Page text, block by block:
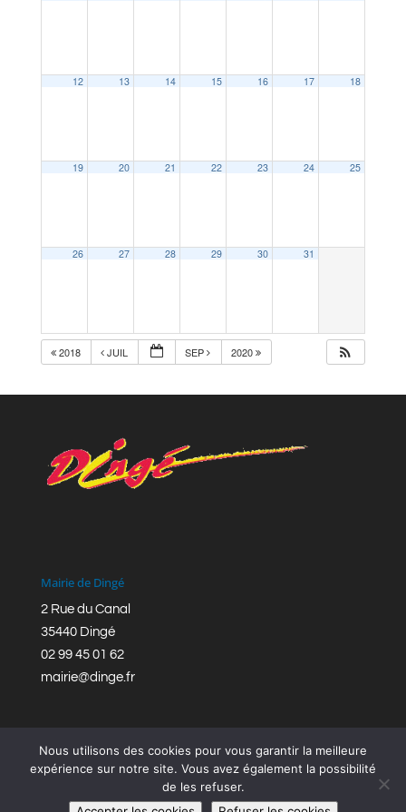
12 13 14 15 16 17 18
19 20 21 22 23 24 25
26 27 28 29 30 31
2018 JUIL SEP 2020
Mairie de Dingé
2 Rue du Canal
35440 Dingé
02 99 45 01 62
mairie@dinge.fr
Réalisation © Mairie de Dingé,Bretagne Romantique
Nous utilisons des cookies pour vous garantir la meilleure
expérience sur notre site. Vous avez également la possibilité
de les refuser.